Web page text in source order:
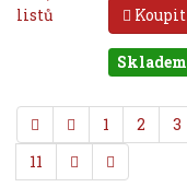
Koupit
Skladem
1 2 3
11